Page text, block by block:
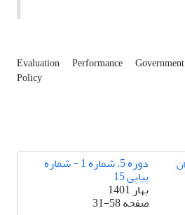
Evaluation Performance Government
Policy
دوره 5، شماره 1 - شماره
پیاپی 15
بهار 1401
صفحه31-58